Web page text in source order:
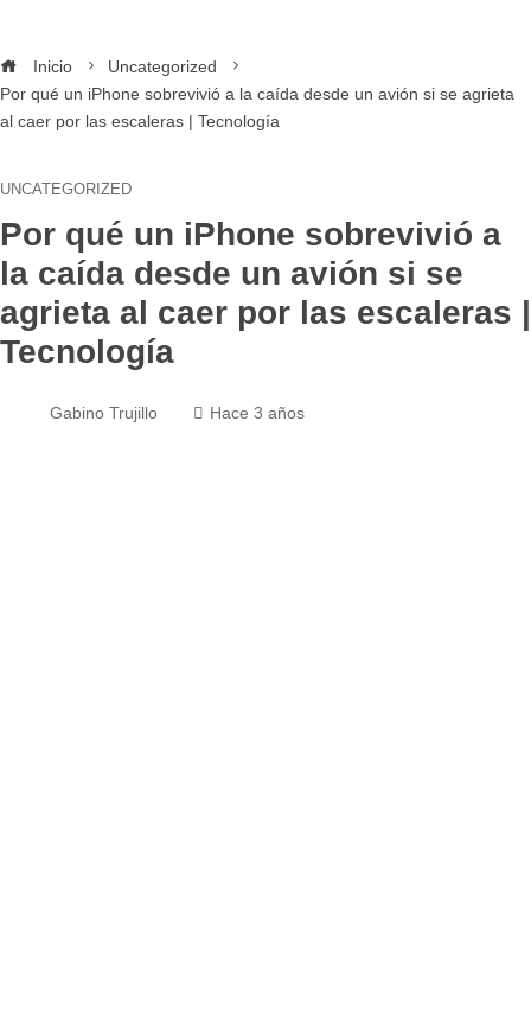
Inicio
Uncategorized
Por qué un iPhone sobrevivió a la caída desde un avión si se agrieta
al caer por las escaleras | Tecnología
UNCATEGORIZED
Por qué un iPhone sobrevivió a
la caída desde un avión si se
agrieta al caer por las escaleras |
Tecnología
Gabino Trujillo Hace 3 años